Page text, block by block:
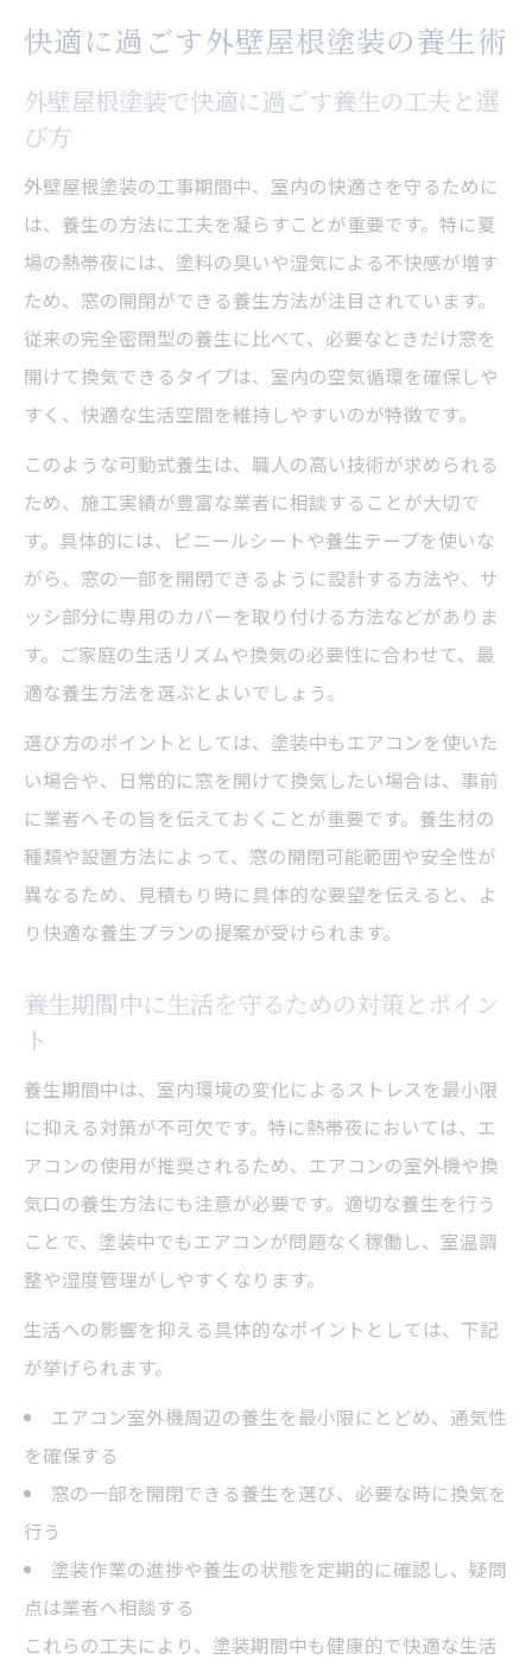
快適に過ごす外壁屋根塗装の養生術
外壁屋根塗装で快適に過ごす養生の工夫と選
び方
外壁屋根塗装の工事期間中、室内の快適さを守るために
は、養生の方法に工夫を凝らすことが重要です。特に夏
場の熱帯夜には、塗料の臭いや湿気による不快感が増す
ため、窓の開閉ができる養生方法が注目されています。
従来の完全密閉型の養生に比べて、必要なときだけ窓を
開けて換気できるタイプは、室内の空気循環を確保しや
すく、快適な生活空間を維持しやすいのが特徴です。
このような可動式養生は、職人の高い技術が求められる
ため、施工実績が豊富な業者に相談することが大切で
す。具体的には、ビニールシートや養生テープを使いな
がら、窓の一部を開閉できるように設計する方法や、サ
ッシ部分に専用のカバーを取り付ける方法などがありま
す。ご家庭の生活リズムや換気の必要性に合わせて、最
適な養生方法を選ぶとよいでしょう。
選び方のポイントとしては、塗装中もエアコンを使いた
い場合や、日常的に窓を開けて換気したい場合は、事前
に業者へその旨を伝えておくことが重要です。養生材の
種類や設置方法によって、窓の開閉可能範囲や安全性が
異なるため、見積もり時に具体的な要望を伝えると、よ
り快適な養生プランの提案が受けられます。
養生期間中に生活を守るための対策とポイン
ト
養生期間中は、室内環境の変化によるストレスを最小限
に抑える対策が不可欠です。特に熱帯夜においては、エ
アコンの使用が推奨されるため、エアコンの室外機や換
気口の養生方法にも注意が必要です。適切な養生を行う
ことで、塗装中でもエアコンが問題なく稼働し、室温調
整や湿度管理がしやすくなります。
生活への影響を抑える具体的なポイントとしては、下記
が挙げられます。
エアコン室外機周辺の養生を最小限にとどめ、通気性
を確保する
窓の一部を開閉できる養生を選び、必要な時に換気を
行う
塗装作業の進捗や養生の状態を定期的に確認し、疑問
点は業者へ相談する
これらの工夫により、塗装期間中も健康的で快適な生活